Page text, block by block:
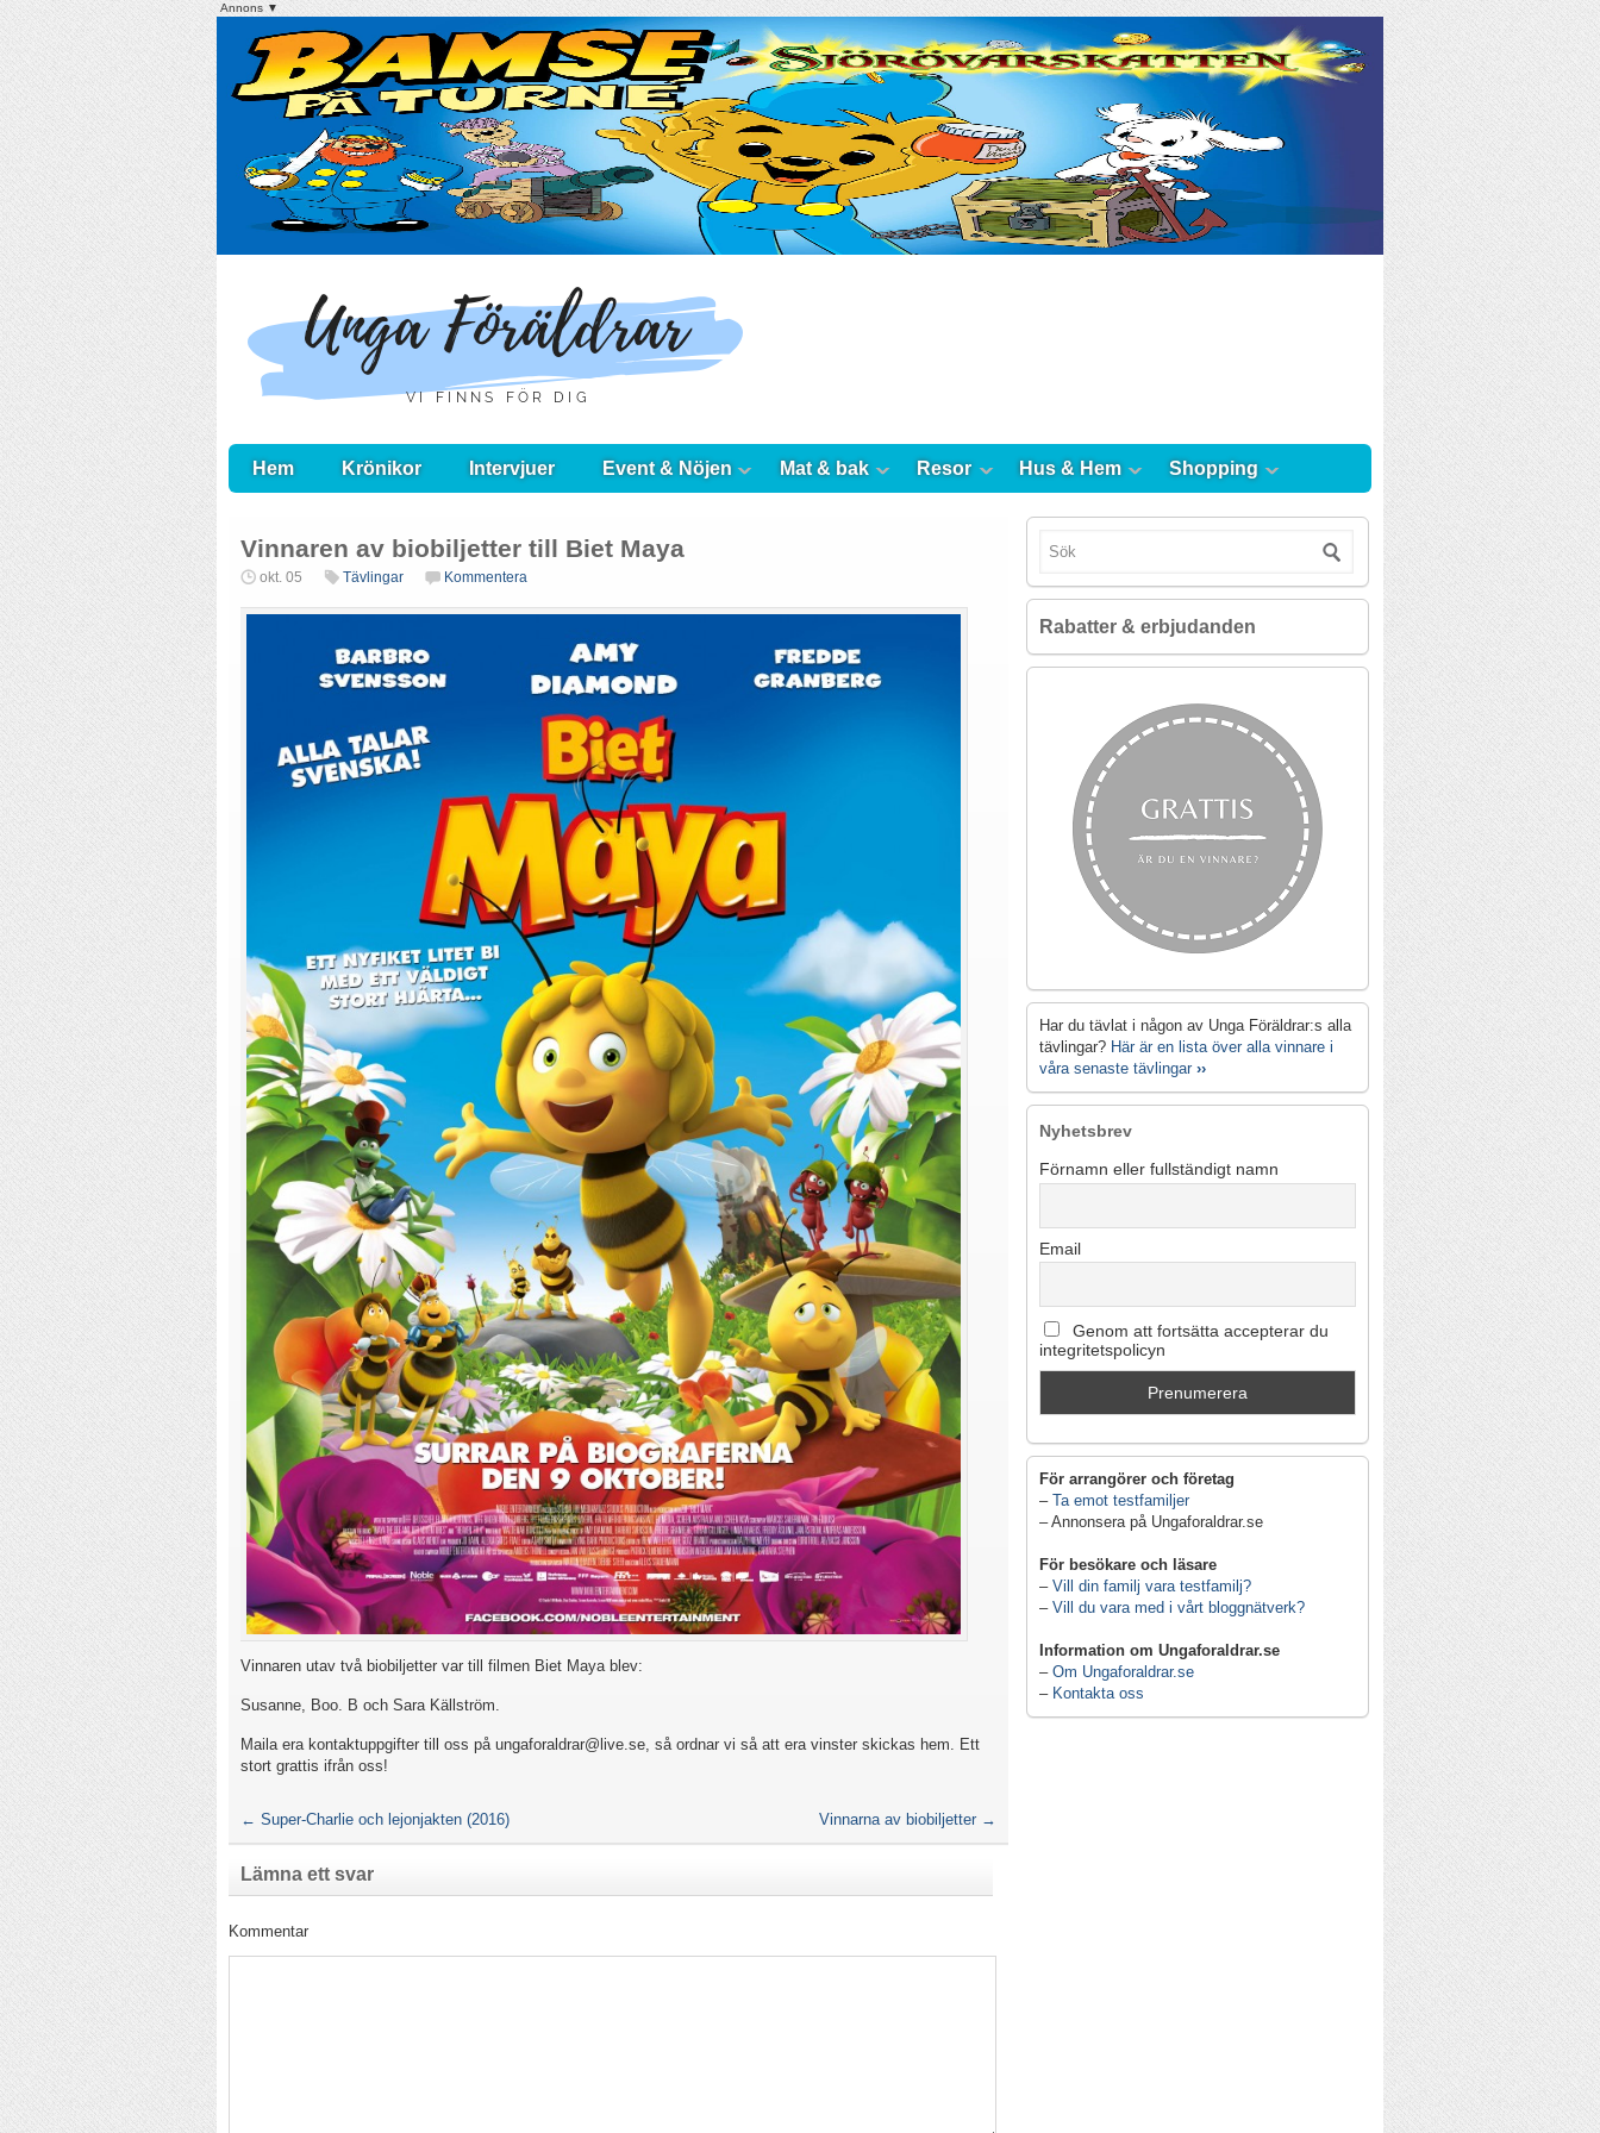
Annons ▼
Hem Krönikor Intervjuer Event & Nöjen Mat & bak Resor Hus & Hem Shopping
Vinnaren av biobiljetter till Biet Maya
okt. 05 Tävlingar Kommentera
Vinnaren utav två biobiljetter var till filmen Biet Maya blev:
Susanne, Boo. B och Sara Källström.
Maila era kontaktuppgifter till oss på ungaforaldrar@live.se, så ordnar vi så att era vinster skickas hem. Ett
stort grattis ifrån oss!
← Super-Charlie och lejonjakten (2016) Vinnarna av biobiljetter →
Lämna ett svar
Kommentar
Rabatter & erbjudanden
Har du tävlat i någon av Unga Föräldrar:s alla
tävlingar? Här är en lista över alla vinnare i
våra senaste tävlingar ››
Nyhetsbrev
Förnamn eller fullständigt namn
Email
Genom att fortsätta accepterar du
integritetspolicyn
För arrangörer och företag
– Ta emot testfamiljer
– Annonsera på Ungaforaldrar.se
För besökare och läsare
– Vill din familj vara testfamilj?
– Vill du vara med i vårt bloggnätverk?
Information om Ungaforaldrar.se
– Om Ungaforaldrar.se
– Kontakta oss